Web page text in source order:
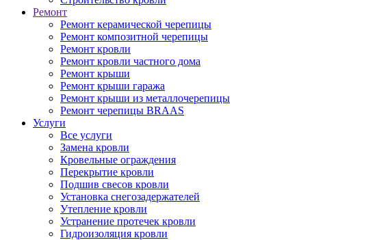
Ремонт
Ремонт керамической черепицы
Ремонт композитной черепицы
Ремонт кровли
Ремонт кровли частного дома
Ремонт крыши
Ремонт крыши гаража
Ремонт крыши из металлочерепицы
Ремонт черепицы BRAAS
Услуги
Все услуги
Замена кровли
Кровельные ограждения
Перекрытие кровли
Подшив свесов кровли
Установка снегозадержателей
Утепление кровли
Устранение протечек кровли
Гидроизоляция кровли